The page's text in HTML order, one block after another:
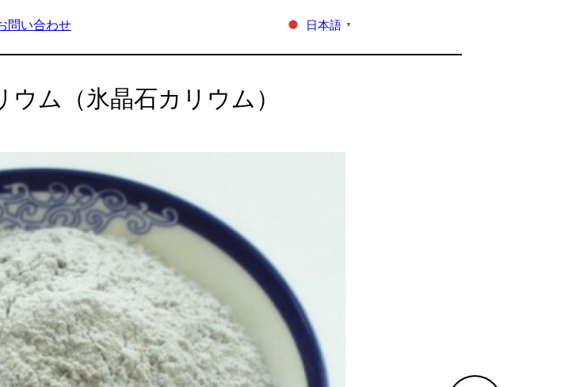
問い合わせ 日本語 ▼
ム（氷晶石カリウム）